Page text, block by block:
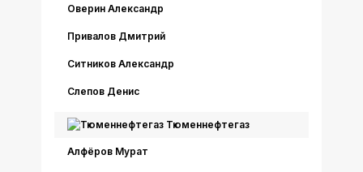
Оверин Александр
Привалов Дмитрий
Ситников Александр
Слепов Денис
Тюменнефтегаз
Алфёров Мурат